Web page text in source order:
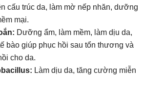
cấu trúc da, làm mờ nếp nhăn, dưỡng
mại.
Dưỡng ẩm, làm mềm, làm dịu da,
bào giúp phục hồi sau tổn thương và
cho da.
Làm dịu da, tăng cường miễn